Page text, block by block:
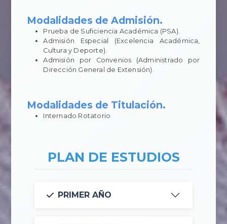
Modalidades de Admisión.
Prueba de Suficiencia Académica (PSA).
Admisión Especial (Excelencia Académica,
Cultura y Deporte).
Admisión por Convenios (Administrado por
Dirección General de Extensión).
Modalidades de Titulación.
Internado Rotatorio
PLAN DE ESTUDIOS
PRIMER AÑO